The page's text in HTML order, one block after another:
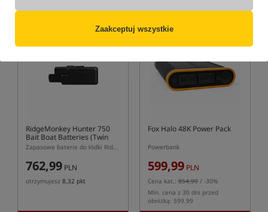
Zaakceptuj wszystkie
RidgeMonkey Hunter 750
Bait Boat Batteries (Twin
Pack)
Zapasowe baterie do łódki RidgeMonkey Hunter 750
762,99 PLN
otrzymujesz 8,32 pkt
Promocja
Fox Halo 48K Power Pack
Powerbank
599,99 PLN
Cena kat.: 854,99 / -30%
Min. cena z 30 dni przed
obniżką: 599.99